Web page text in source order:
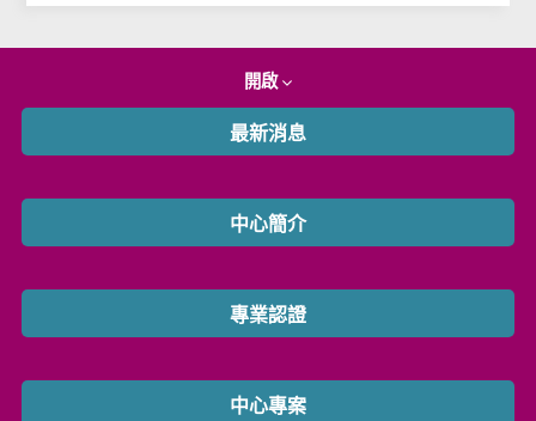
開啟
最新消息
中心簡介
專業認證
中心專案